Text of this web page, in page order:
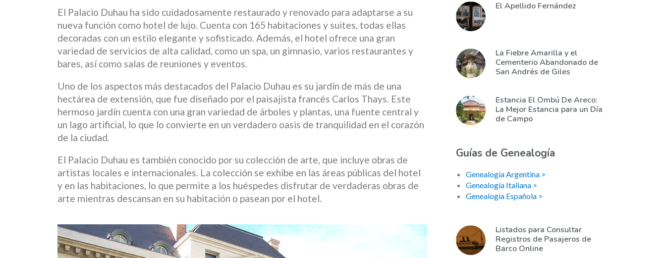
El Palacio Duhau ha sido cuidadosamente restaurado y renovado para adaptarse a su
nueva función como hotel de lujo. Cuenta con 165 habitaciones y suites, todas ellas
decoradas con un estilo elegante y sofisticado. Además, el hotel ofrece una gran
variedad de servicios de alta calidad, como un spa, un gimnasio, varios restaurantes y
bares, así como salas de reuniones y eventos.
Uno de los aspectos más destacados del Palacio Duhau es su jardín de más de una
hectárea de extensión, que fue diseñado por el paisajista francés Carlos Thays. Este
hermoso jardín cuenta con una gran variedad de árboles y plantas, una fuente central y
un lago artificial, lo que lo convierte en un verdadero oasis de tranquilidad en el corazón
de la ciudad.
El Palacio Duhau es también conocido por su colección de arte, que incluye obras de
artistas locales e internacionales. La colección se exhibe en las áreas públicas del hotel
y en las habitaciones, lo que permite a los huéspedes disfrutar de verdaderas obras de
arte mientras descansan en su habitación o pasean por el hotel.
El Apellido Fernández
La Fiebre Amarilla y el
Cementerio Abandonado de
San Andrés de Giles
Estancia El Ombú De Areco:
La Mejor Estancia para un Día
de Campo
Guías de Genealogía
Genealogía Argentina >
Genealogía Italiana >
Genealogía Española >
Listados para Consultar
Registros de Pasajeros de
Barco Online